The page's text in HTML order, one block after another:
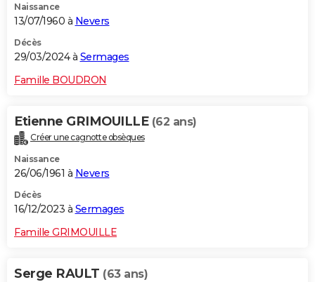
Destinations
City break
Voyage nature
Voyage de noces
Forum
Climat
+PHOTO
GUIDES D'ACHAT
Carte de Noël
Carte Bonne année
Carte Saint-Valentin
Carte Pâques
Carte d'anniversaire
DICTIONNAIRE
Dictionnaire
Biographies
Citations
Expressions
Proverbes
PROGRAMME TV
S'inscrire
Se connecter
Lycées
Collèges
Primaires
Universités
Entreprises
Service militaire
Avis de recherche
AVIS DE DÉCÈS
FORUM
Naissance
13/07/1960 à Nevers
Décès
29/03/2024 à Sermages
Famille BOUDRON
Etienne GRIMOUILLE (62 ans)
Créer une cagnotte obsèques
Naissance
26/06/1961 à Nevers
Décès
16/12/2023 à Sermages
Famille GRIMOUILLE
Serge RAULT (63 ans)